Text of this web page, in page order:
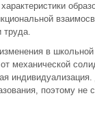
труда.
в
механической
поэтому не